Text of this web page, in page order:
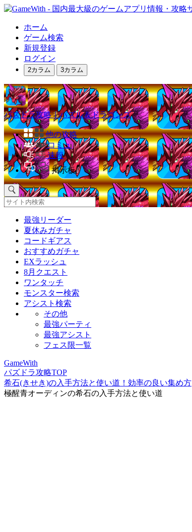
ホーム
ゲーム検索
新規登録
ログイン
2カラム 3カラム
パズドラ攻略｜パズル＆ドラゴンズ
他の攻略
コミュ
速報
掲示板
最強リーダー
夏休みガチャ
コードギアス
おすすめガチャ
EXラッシュ
8月クエスト
ワンタッチ
モンスター検索
アシスト検索
その他
最強パーティ
最強アシスト
フェス限一覧
GameWith
パズドラ攻略TOP
希石(きせき)の入手方法と使い道！効率の良い集め方
極醒青オーディンの希石の入手方法と使い道